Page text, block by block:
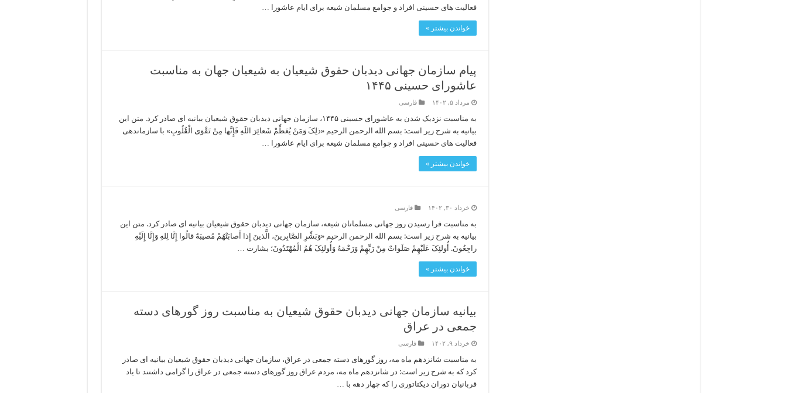
فعالیت های حسینی افراد و جوامع مسلمان شیعه برای ایام عاشورا …
خواندن بیشتر »
پیام سازمان جهانی دیدبان حقوق شیعیان به شیعیان جهان به مناسبت
عاشورای حسینی ۱۴۴۵
مرداد ۵, ۱۴۰۲ فارسی
به مناسبت نزدیک شدن به عاشورای حسینی ۱۴۴۵، سازمان جهانی دیدبان حقوق شیعیان بیانیه ای صادر کرد. متن این
بیانیه به شرح زیر است: بسم الله الرحمن الرحیم «ذلِکَ وَمَنْ یُعَظِّمْ شَعائِرَ اللَهِ فَإِنَّها مِنْ تَقْوَى الْقُلُوبِ» با سازماندهی
فعالیت های حسینی افراد و جوامع مسلمان شیعه برای ایام عاشورا …
خواندن بیشتر »
خرداد ۳۰, ۱۴۰۲ فارسی
به مناسبت فرا رسیدن روز جهانی مسلمانان شیعه، سازمان جهانی دیدبان حقوق شیعیان بیانیه ای صادر کرد. متن این
بیانیه به شرح زیر است: بسم الله الرحمن الرحیم «وَبَشِّرِ الصَّابِرینَ، الَّذینَ إِذا أَصابَتْهُمْ مُصیبَهٌ قالُوا إِنَّا لِلهِ وَإِنَّا إِلَیْهِ
راجِعُونَ. أُولئِکَ عَلَیْهِمْ صَلَواتٌ مِنْ رَبِّهِمْ وَرَحْمَهٌ وَأُولئِکَ هُمُ الْمُهْتَدُونَ؛ بشارت …
خواندن بیشتر »
بیانیه سازمان جهانی دیدبان حقوق شیعیان به مناسبت روز گورهای دسته
جمعی در عراق
خرداد ۹, ۱۴۰۲ فارسی
به مناسبت شانزدهم ماه مه، روز گورهای دسته جمعی در عراق، سازمان جهانی دیدبان حقوق شیعیان بیانیه ای صادر
کرد که به شرح زیر است: در شانزدهم ماه مه، مردم عراق روز گورهای دسته جمعی در عراق را گرامی داشتند تا یاد
قربانیان دوران دیکتاتوری را که چهار دهه با …